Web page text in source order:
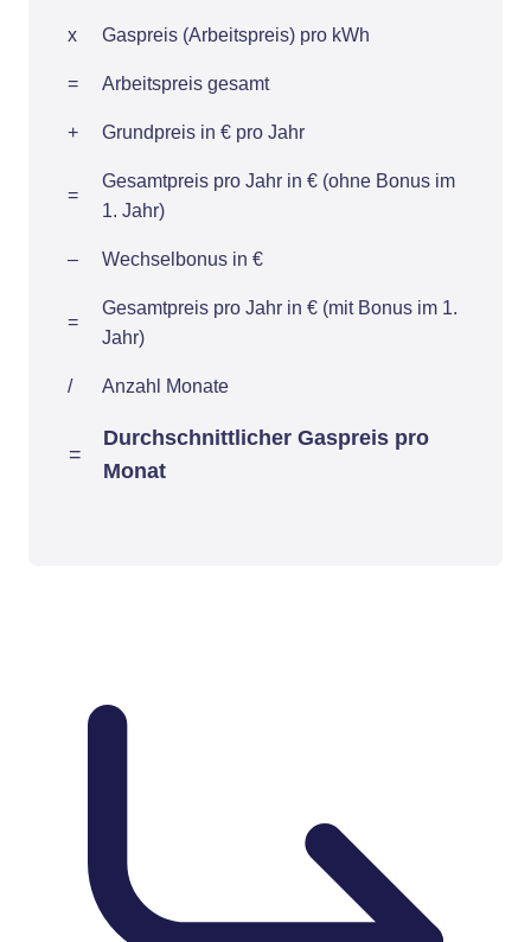
x Gaspreis (Arbeitspreis) pro kWh
= Arbeitspreis gesamt
+ Grundpreis in € pro Jahr
=
Gesamtpreis pro Jahr in € (ohne Bonus im
1. Jahr)
– Wechselbonus in €
=
Gesamtpreis pro Jahr in € (mit Bonus im 1.
Jahr)
/ Anzahl Monate
=
Durchschnittlicher Gaspreis pro
Monat